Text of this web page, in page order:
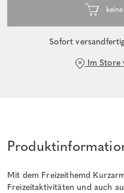
Sofort
Im Store
Mit dem Freizeithemd
Freizeitaktivitäten und auch